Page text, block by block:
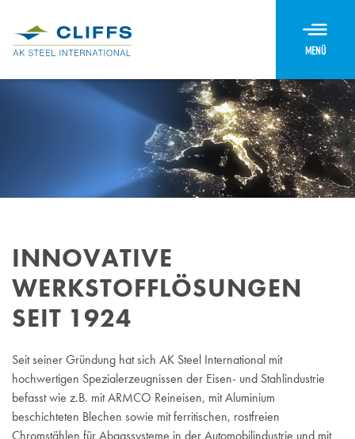
Menü
INNOVATIVE
WERKSTOFFLÖSUNGEN
SEIT 1924
Seit seiner Gründung hat sich AK Steel International mit
hochwertigen Spezialerzeugnissen der Eisen- und Stahlindustrie
befasst wie z.B. mit ARMCO Reineisen, mit Aluminium
beschichteten Blechen sowie mit ferritischen, rostfreien
Chromstählen für Abgassysteme in der Automobilindustrie und mit